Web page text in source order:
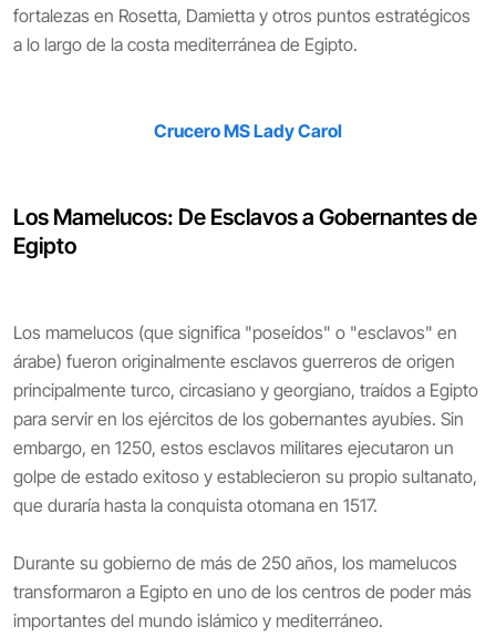
fortalezas en Rosetta, Damietta y otros puntos estratégicos
a lo largo de la costa mediterránea de Egipto.
Crucero MS Lady Carol
Los Mamelucos: De Esclavos a Gobernantes de
Egipto
Los mamelucos (que significa "poseídos" o "esclavos" en
árabe) fueron originalmente esclavos guerreros de origen
principalmente turco, circasiano y georgiano, traídos a Egipto
para servir en los ejércitos de los gobernantes ayubíes. Sin
embargo, en 1250, estos esclavos militares ejecutaron un
golpe de estado exitoso y establecieron su propio sultanato,
que duraría hasta la conquista otomana en 1517.
Durante su gobierno de más de 250 años, los mamelucos
transformaron a Egipto en uno de los centros de poder más
importantes del mundo islámico y mediterráneo.